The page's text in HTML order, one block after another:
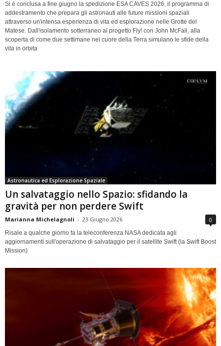
Si è conclusa a fine giugno la spedizione ESA CAVES 2026, il programma di
addestramento che prepara gli astronauti alle future missioni spaziali
attraverso un'intensa esperienza di vita ed esplorazione nelle Grotte del
Matese. Dall'isolamento sotterraneo al progetto Fly! con John McFall, alla
scoperta di come due settimane nel cuore della Terra simulano le sfide della
vita in orbita
Astronautica ed Esplorazione Spaziale
Un salvataggio nello Spazio: sfidando la
gravità per non perdere Swift
Marianna Michelagnoli - 23 Giugno 2026 0
Risale a qualche giorno fa la teleconferenza NASA dedicata agli
aggiornamenti sull'operazione di salvataggio per il satellite Swift (la Swift Boost
Mission)